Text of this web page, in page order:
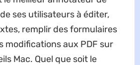
ses utilisateurs à éditer,
remplir des formulaires
modifications aux PDF sur
Mac. Quel que soit le